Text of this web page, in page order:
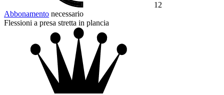
12
Abbonamento necessario
Flessioni a presa stretta in plancia